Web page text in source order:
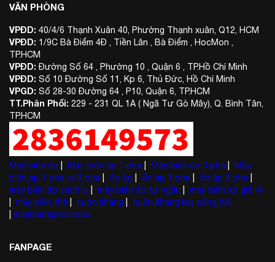
VĂN PHÒNG
VPĐD: 40/4/6 Thạnh Xuân 40, Phường Thạnh xuân, Q12, HCM
VPĐD: 1/9C Bà Điểm 4Đ , Tiền Lân , Bà Điểm , HocMon ,
TP.HCM
VPĐD: Đường Số 64 , Phường 10 , Quận 6 , TP.Hồ Chí Minh
VPĐD: Số 10 Đường Số 11, Kp 6, Thủ Đức, Hồ Chí Minh
VPGD: Số 28-30 Đường 64 , P10, Quận 6, TP.HCM
TT.Phân Phối: 229 - 231 QL 1A ( Ngã Tư Gò Mây), Q. Bình Tân,
TP.HCM
Máy biến áp Máy biến áp 1 pha Máy biến áp 3 pha
Máy
biến áp 1 pha ra 3 pha
ổn áp ổn áp 1 pha ổn áp 3 pha
máy biến áp cách ly
máy biến áp tự ngẫu
máy biến áp giá rẻ
máy biến thế cuộn kháng
cuộn kháng lọc sóng hài
maybienapnsv.com
FANPAGE